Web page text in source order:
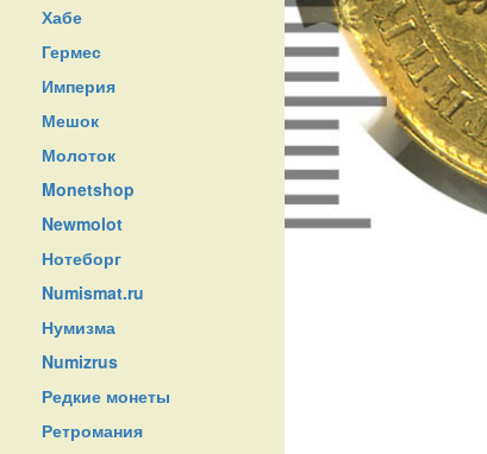
Хабе
Гермес
Империя
Мешок
Молоток
Monetshop
Newmolot
Нотеборг
Numismat.ru
Нумизма
Numizrus
Редкие монеты
Ретромания